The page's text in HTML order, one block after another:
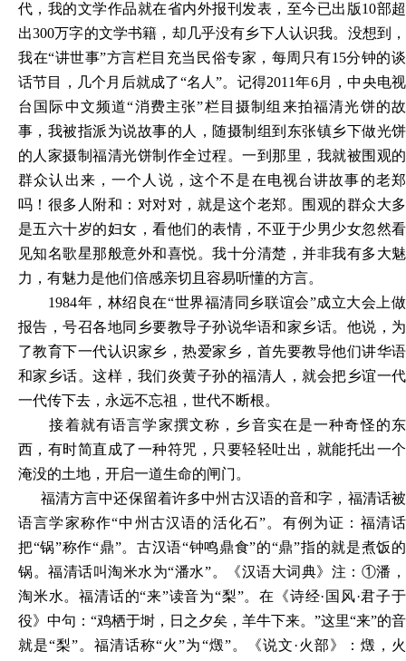
代，我的文学作品就在省内外报刊发表，至今已出版10部超
出300万字的文学书籍，却几乎没有乡下人认识我。没想到，
我在“讲世事”方言栏目充当民俗专家，每周只有15分钟的谈
话节目，几个月后就成了“名人”。记得2011年6月，中央电视
台国际中文频道“消费主张”栏目摄制组来拍福清光饼的故
事，我被指派为说故事的人，随摄制组到东张镇乡下做光饼
的人家摄制福清光饼制作全过程。一到那里，我就被围观的
群众认出来，一个人说，这个不是在电视台讲故事的老郑
吗！很多人附和：对对对，就是这个老郑。围观的群众大多
是五六十岁的妇女，看他们的表情，不亚于少男少女忽然看
见知名歌星那般意外和喜悦。我十分清楚，并非我有多大魅
力，有魅力是他们倍感亲切且容易听懂的方言。
1984年，林绍良在“世界福清同乡联谊会”成立大会上做
报告，号召各地同乡要教导子孙说华语和家乡话。他说，为
了教育下一代认识家乡，热爱家乡，首先要教导他们讲华语
和家乡话。这样，我们炎黄子孙的福清人，就会把乡谊一代
一代传下去，永远不忘祖，世代不断根。
接着就有语言学家撰文称，乡音实在是一种奇怪的东
西，有时简直成了一种符咒，只要轻轻吐出，就能托出一个
淹没的土地，开启一道生命的闸门。
福清方言中还保留着许多中州古汉语的音和字，福清话被
语言学家称作“中州古汉语的活化石”。有例为证：福清话
把“锅”称作“鼎”。古汉语“钟鸣鼎食”的“鼎”指的就是煮饭的
锅。福清话叫淘米水为“潘水”。《汉语大词典》注：①潘，
淘米水。福清话的“来”读音为“梨”。在《诗经·国风·君子于
役》中句：“鸡栖于埘，日之夕矣，羊牛下来。”这里“来”的音
就是“梨”。福清话称“火”为“燬”。《说文·火部》：燬，火